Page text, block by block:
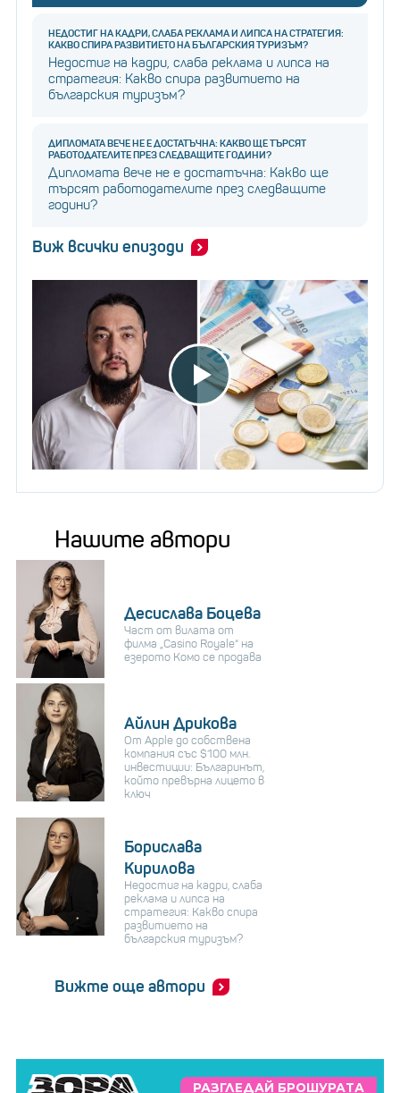
НЕДОСТИГ НА КАДРИ, СЛАБА РЕКЛАМА И ЛИПСА НА СТРАТЕГИЯ:
КАКВО СПИРА РАЗВИТИЕТО НА БЪЛГАРСКИЯ ТУРИЗЪМ?
Недостиг на кадри, слаба реклама и липса на
стратегия: Какво спира развитието на
българския туризъм?
ДИПЛОМАТА ВЕЧЕ НЕ Е ДОСТАТЪЧНА: КАКВО ЩЕ ТЪРСЯТ
РАБОТОДАТЕЛИТЕ ПРЕЗ СЛЕДВАЩИТЕ ГОДИНИ?
Дипломата вече не е достатъчна: Какво ще
търсят работодателите през следващите
години?
Виж всички епизоди
Нашите автори
Десислава Боцева
Част от вилата от
филма „Casino Royale“ на
езерото Комо се продава
Айлин Дрикова
От Apple до собствена
компания със $100 млн.
инвестиции: Българинът,
който превърна лицето в
ключ
Борислава
Кирилова
Недостиг на кадри, слаба
реклама и липса на
стратегия: Какво спира
развитието на
българския туризъм?
Вижте още автори
РАЗГЛЕДАЙ БРОШУРАТА